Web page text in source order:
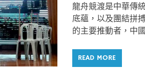
龍舟競渡是中華傳
底蘊，以及團結拼
的主要推動者，中
READ MORE